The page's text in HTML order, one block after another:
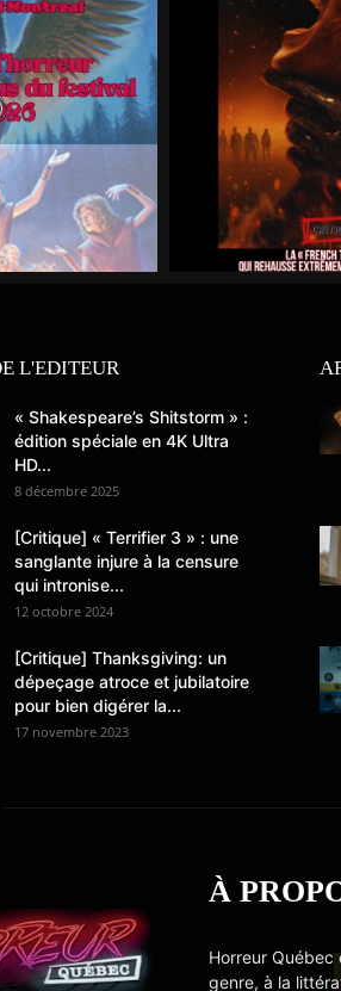
L'EDITEUR
« Shakespeare’s Shitstorm » :
édition spéciale en 4K Ultra
HD...
8 décembre 2025
[Critique] « Terrifier 3 » : une
sanglante injure à la censure
qui intronise...
12 octobre 2024
[Critique] Thanksgiving: un
dépeçage atroce et jubilatoire
pour bien digérer la...
17 novembre 2023
À
Horreur
genre, à la